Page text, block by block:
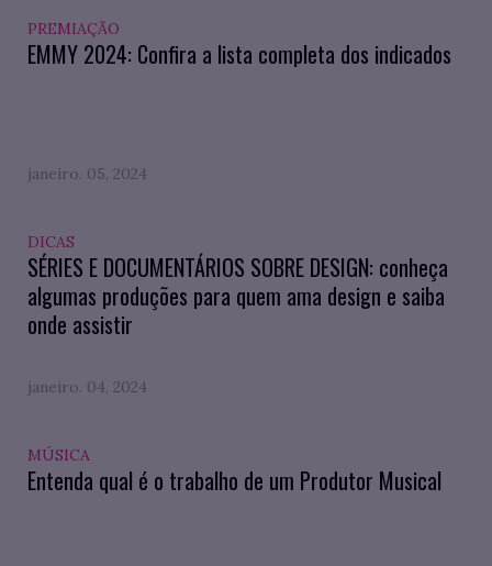
PREMIAÇÃO
EMMY 2024: Confira a lista completa dos indicados
janeiro. 05, 2024
DICAS
SÉRIES E DOCUMENTÁRIOS SOBRE DESIGN: conheça
algumas produções para quem ama design e saiba
onde assistir
janeiro. 04, 2024
MÚSICA
Entenda qual é o trabalho de um Produtor Musical